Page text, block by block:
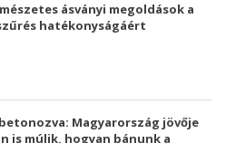
ásványi megoldások a
hatékonyságáért
Magyarország jövője
is múlik, hogyan bánunk a